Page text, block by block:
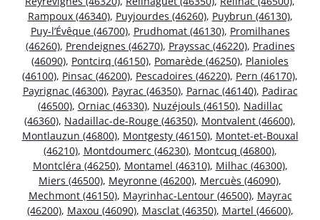
Rampoux (46340), Puyjourdes (46260), Puybrun (46130),
Puy-l’Évêque (46700), Prudhomat (46130), Promilhanes
(46260), Prendeignes (46270), Prayssac (46220), Pradines
(46090), Pontcirq (46150), Pomarède (46250), Planioles
(46100), Pinsac (46200), Pescadoires (46220), Pern (46170),
Payrignac (46300), Payrac (46350), Parnac (46140), Padirac
(46500), Orniac (46330), Nuzéjouls (46150), Nadillac
(46360), Nadaillac-de-Rouge (46350), Montvalent (46600),
Montlauzun (46800), Montgesty (46150), Montet-et-Bouxal
(46210), Montdoumerc (46230), Montcuq (46800),
Montcléra (46250), Montamel (46310), Milhac (46300),
Miers (46500), Meyronne (46200), Mercuès (46090),
Mechmont (46150), Mayrinhac-Lentour (46500), Mayrac
(46200), Maxou (46090), Masclat (46350), Martel (46600),